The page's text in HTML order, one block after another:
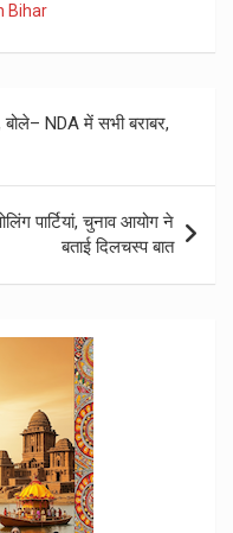
Bihar
बोले– NDA में सभी बराबर,
पार्टियां, चुनाव आयोग ने
बताई दिलचस्प बात